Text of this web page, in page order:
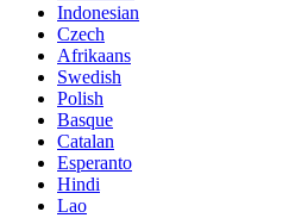
Indonesian
Czech
Afrikaans
Swedish
Polish
Basque
Catalan
Esperanto
Hindi
Lao